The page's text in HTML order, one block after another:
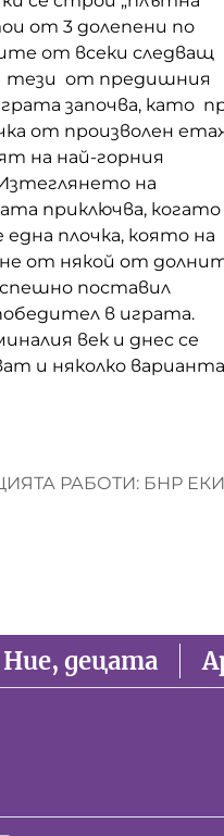
от 3 долепени по
от всеки следващ
тези от предишния
започва, като
от произволен
на най-горния
на
приключва, когато
плочка, която на
от някой от
поставил
в играта.
век и днес се
и няколко
РАБОТИ: БНР
Ние, децата